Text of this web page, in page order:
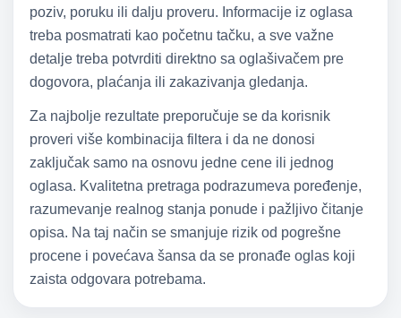
poziv, poruku ili dalju proveru. Informacije iz oglasa
treba posmatrati kao početnu tačku, a sve važne
detalje treba potvrditi direktno sa oglašivačem pre
dogovora, plaćanja ili zakazivanja gledanja.
Za najbolje rezultate preporučuje se da korisnik
proveri više kombinacija filtera i da ne donosi
zaključak samo na osnovu jedne cene ili jednog
oglasa. Kvalitetna pretraga podrazumeva poređenje,
razumevanje realnog stanja ponude i pažljivo čitanje
opisa. Na taj način se smanjuje rizik od pogrešne
procene i povećava šansa da se pronađe oglas koji
zaista odgovara potrebama.